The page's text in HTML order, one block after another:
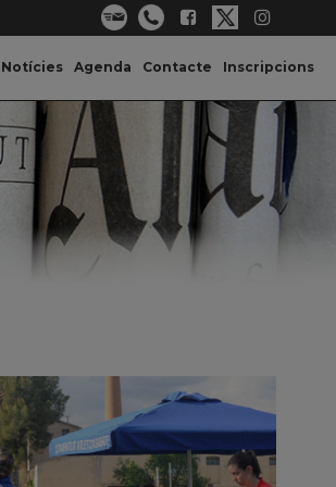
Notícies Agenda Contacte Inscripcions